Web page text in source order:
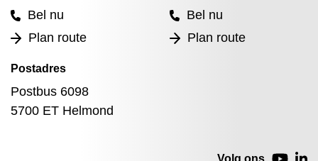
Bel nu
Plan route
Bel nu
Plan route
Postadres
Postbus 6098
5700 ET Helmond
Volg ons